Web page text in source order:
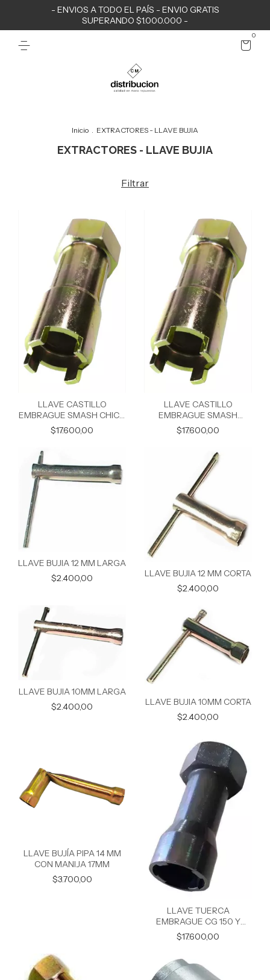
- ENVIOS A TODO EL PAÍS - ENVIO GRATIS
SUPERANDO $1.000.000 -
0
Inicio . EXTRACTORES - LLAVE BUJIA
EXTRACTORES - LLAVE BUJIA
Filtrar
LLAVE CASTILLO
EMBRAGUE SMASH CHICA
MACHO
$17.600,00
LLAVE CASTILLO
EMBRAGUE SMASH
GRANDE MACHO
$17.600,00
LLAVE BUJIA 12 MM LARGA
$2.400,00
LLAVE BUJIA 12 MM CORTA
$2.400,00
LLAVE BUJIA 10MM LARGA
$2.400,00
LLAVE BUJIA 10MM CORTA
$2.400,00
LLAVE BUJÍA PIPA 14 MM
CON MANIJA 17MM
$3.700,00
LLAVE TUERCA
EMBRAGUE CG 150 Y
OTRAS HEMBRA
$17.600,00